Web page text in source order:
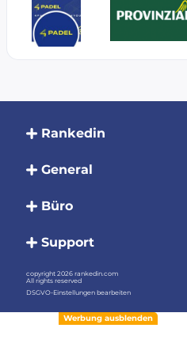
Werbung ausblenden
Rankedin
General
Büro
Support
copyright 2026 rankedin.com
All rights reserved
DSGVO-Einstellungen bearbeiten